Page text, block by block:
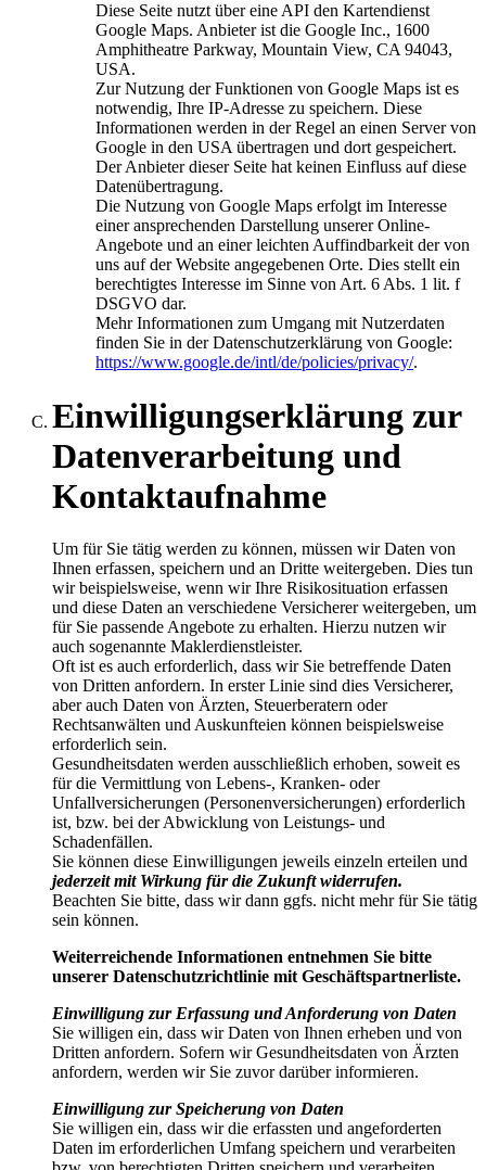
Diese Seite nutzt über eine API den Kartendienst
Google Maps. Anbieter ist die Google Inc., 1600
Amphitheatre Parkway, Mountain View, CA 94043,
USA.
Zur Nutzung der Funktionen von Google Maps ist es
notwendig, Ihre IP-Adresse zu speichern. Diese
Informationen werden in der Regel an einen Server von
Google in den USA übertragen und dort gespeichert.
Der Anbieter dieser Seite hat keinen Einfluss auf diese
Datenübertragung.
Die Nutzung von Google Maps erfolgt im Interesse
einer ansprechenden Darstellung unserer Online-
Angebote und an einer leichten Auffindbarkeit der von
uns auf der Website angegebenen Orte. Dies stellt ein
berechtigtes Interesse im Sinne von Art. 6 Abs. 1 lit. f
DSGVO dar.
Mehr Informationen zum Umgang mit Nutzerdaten
finden Sie in der Datenschutzerklärung von Google:
https://www.google.de/intl/de/policies/privacy/.
Einwilligungserklärung zur
Datenverarbeitung und
Kontaktaufnahme
Um für Sie tätig werden zu können, müssen wir Daten von
Ihnen erfassen, speichern und an Dritte weitergeben. Dies tun
wir beispielsweise, wenn wir Ihre Risikosituation erfassen
und diese Daten an verschiedene Versicherer weitergeben, um
für Sie passende Angebote zu erhalten. Hierzu nutzen wir
auch sogenannte Maklerdienstleister.
Oft ist es auch erforderlich, dass wir Sie betreffende Daten
von Dritten anfordern. In erster Linie sind dies Versicherer,
aber auch Daten von Ärzten, Steuerberatern oder
Rechtsanwälten und Auskunfteien können beispielsweise
erforderlich sein.
Gesundheitsdaten werden ausschließlich erhoben, soweit es
für die Vermittlung von Lebens-, Kranken- oder
Unfallversicherungen (Personenversicherungen) erforderlich
ist, bzw. bei der Abwicklung von Leistungs- und
Schadenfällen.
Sie können diese Einwilligungen jeweils einzeln erteilen und
jederzeit mit Wirkung für die Zukunft widerrufen.
Beachten Sie bitte, dass wir dann ggfs. nicht mehr für Sie tätig
sein können.
Weiterreichende Informationen entnehmen Sie bitte
unserer Datenschutzrichtlinie mit Geschäftspartnerliste.
Einwilligung zur Erfassung und Anforderung von Daten
Sie willigen ein, dass wir Daten von Ihnen erheben und von
Dritten anfordern. Sofern wir Gesundheitsdaten von Ärzten
anfordern, werden wir Sie zuvor darüber informieren.
Einwilligung zur Speicherung von Daten
Sie willigen ein, dass wir die erfassten und angeforderten
Daten im erforderlichen Umfang speichern und verarbeiten